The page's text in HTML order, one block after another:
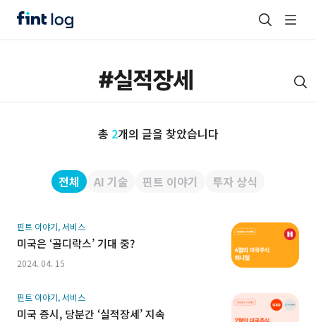
총 2개의 글을 찾았습니다
전체 AI 기술 핀트 이야기 투자 상식
핀트 이야기, 서비스
미국은 ‘골디락스’ 기대 중?
2024. 04. 15
핀트 이야기, 서비스
미국 증시, 당분간 ‘실적장세’ 지속